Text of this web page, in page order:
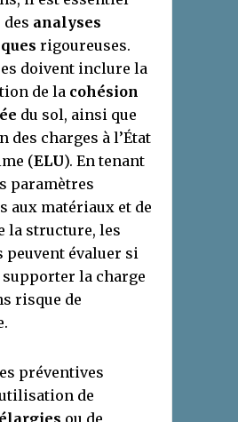
des analyses
rigoureuses.
doivent inclure la
de la cohésion
du sol, ainsi que
des charges à l’État
(ELU). En tenant
paramètres
aux matériaux et de
la structure, les
peuvent évaluer si
la charge
risque de
préventives
de